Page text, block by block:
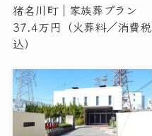
猪名川町｜家族葬プラン
37.4万円（火葬料／消費税
込）